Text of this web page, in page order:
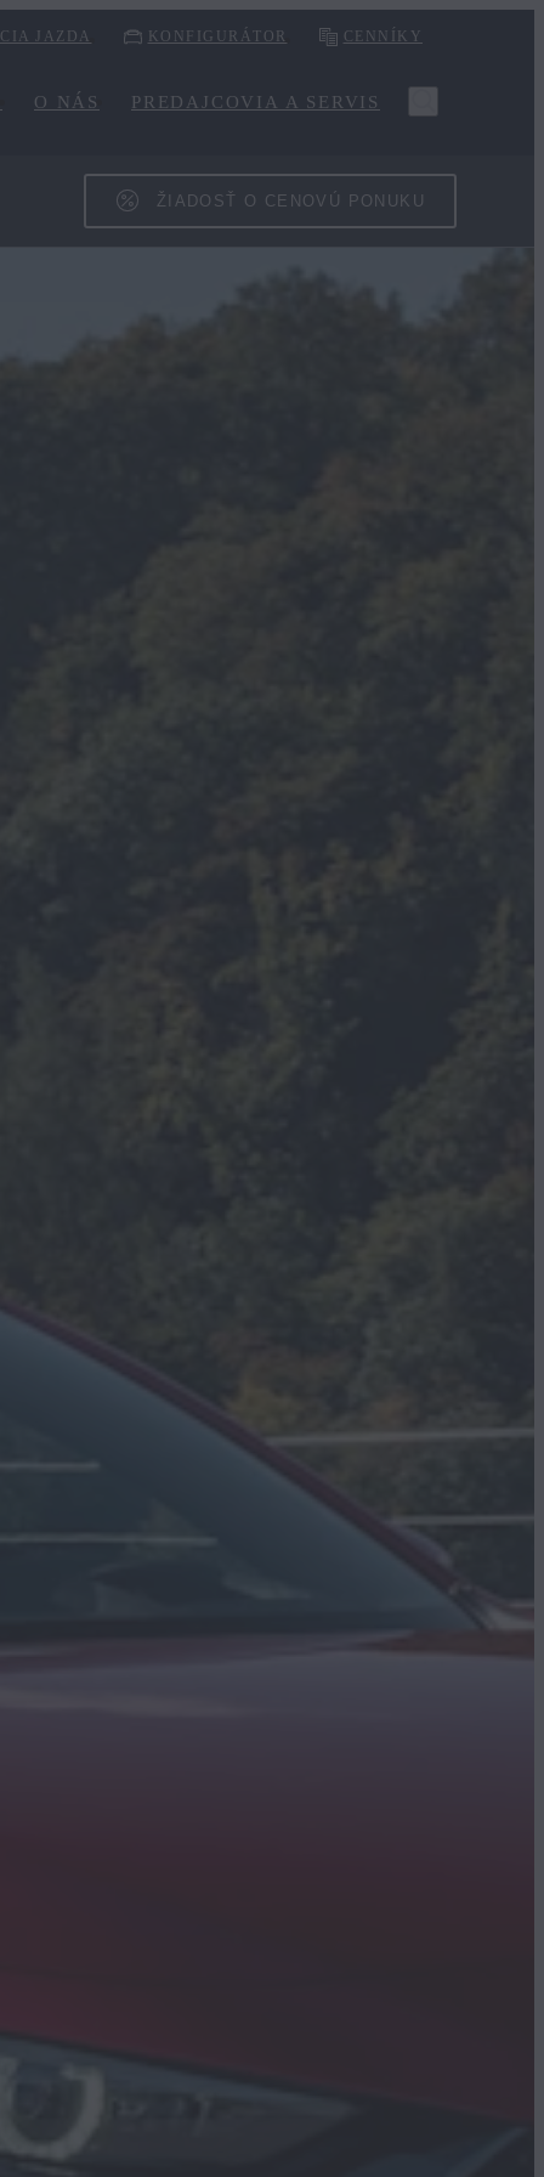
JAZDA KONFIGURÁTOR CENNÍKY
O NÁS PREDAJCOVIA A SERVIS
ŽIADOSŤ O CENOVÚ PONUKU